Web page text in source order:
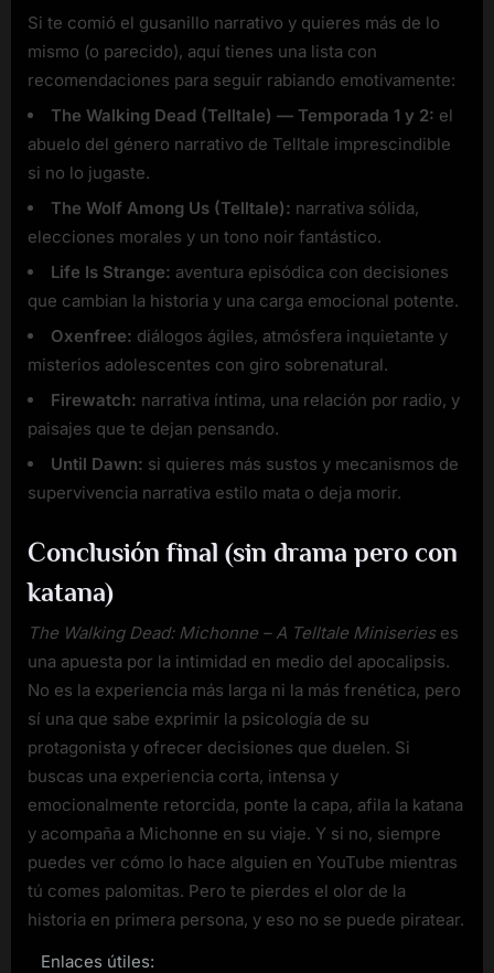
Si te comió el gusanillo narrativo y quieres más de lo
mismo (o parecido), aquí tienes una lista con
recomendaciones para seguir rabiando emotivamente:
The Walking Dead (Telltale) — Temporada 1 y 2: el
abuelo del género narrativo de Telltale imprescindible
si no lo jugaste.
The Wolf Among Us (Telltale): narrativa sólida,
elecciones morales y un tono noir fantástico.
Life Is Strange: aventura episódica con decisiones
que cambian la historia y una carga emocional potente.
Oxenfree: diálogos ágiles, atmósfera inquietante y
misterios adolescentes con giro sobrenatural.
Firewatch: narrativa íntima, una relación por radio, y
paisajes que te dejan pensando.
Until Dawn: si quieres más sustos y mecanismos de
supervivencia narrativa estilo mata o deja morir.
Conclusión final (sin drama pero con
katana)
The Walking Dead: Michonne – A Telltale Miniserieses
una apuesta por la intimidad en medio del apocalipsis.
No es la experiencia más larga ni la más frenética, pero
sí una que sabe exprimir la psicología de su
protagonista y ofrecer decisiones que duelen. Si
buscas una experiencia corta, intensa y
emocionalmente retorcida, ponte la capa, afila la katana
y acompaña a Michonne en su viaje. Y si no, siempre
puedes ver cómo lo hace alguien en YouTube mientras
tú comes palomitas. Pero te pierdes el olor de la
historia en primera persona, y eso no se puede piratear.
Enlaces útiles: